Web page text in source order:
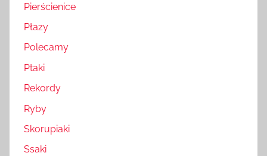
Pierścienice
Płazy
Polecamy
Ptaki
Rekordy
Ryby
Skorupiaki
Ssaki